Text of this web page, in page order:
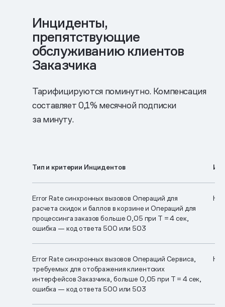
Инциденты,
препятствующие
обслуживанию клиентов
Заказчика
Тарифицируются поминутно. Компенсация
составляет 0,1% месячной подписки
за минуту.
Тип и критерии Инцидентов
Error Rate синхронных вызовов Операций для
расчета скидок и баллов в корзине и Операций для
процессинга заказов больше0,05 при T = 4 сек,
ошибка — код ответа 500 или 503
Error Rate синхронных вызовов Операций Сервиса,
требуемых для отображения клиентских
интерфейсов Заказчика, больше 0,05 при T = 4 сек,
ошибка — код ответа 500 или 503